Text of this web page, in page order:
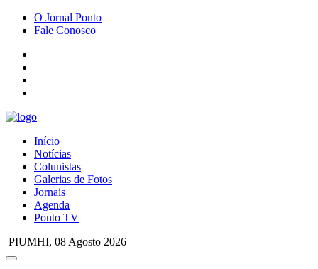
O Jornal Ponto
Fale Conosco
Início
Notícias
Colunistas
Galerias de Fotos
Jornais
Agenda
Ponto TV
PIUMHI, 08 Agosto 2026